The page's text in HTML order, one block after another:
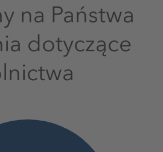
na Państwa
dotyczące